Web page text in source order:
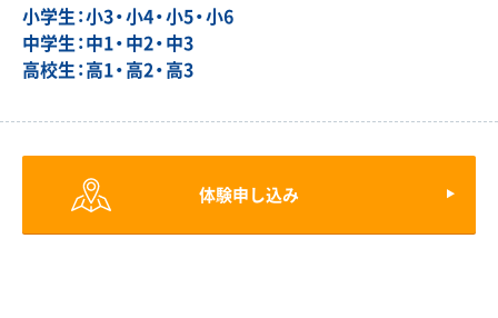
小学生：小3・小4・小5・小6
中学生：中1・中2・中3
高校生：高1・高2・高3
体験申し込み